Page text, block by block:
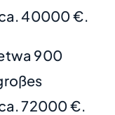
40000 €.
900
72000 €.